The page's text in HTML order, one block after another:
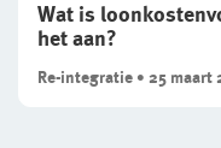
Wat is
het aan?
Re-integratie • 25 maart